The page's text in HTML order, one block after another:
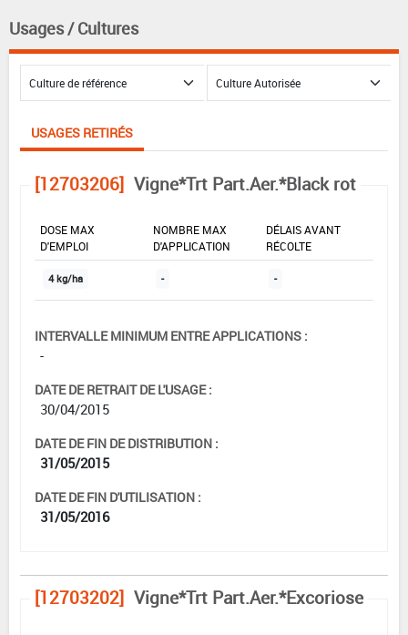
Usages / Cultures
USAGES RETIRÉS
[12703206] Vigne*Trt Part.Aer.*Black rot
DOSE MAX
D'EMPLOI
NOMBRE MAX
D'APPLICATION
DÉLAIS AVANT
RÉCOLTE
4 kg/ha - -
INTERVALLE MINIMUM ENTRE APPLICATIONS :
-
DATE DE RETRAIT DE L'USAGE :
30/04/2015
DATE DE FIN DE DISTRIBUTION :
31/05/2015
DATE DE FIN D'UTILISATION :
31/05/2016
[12703202] Vigne*Trt Part.Aer.*Excoriose